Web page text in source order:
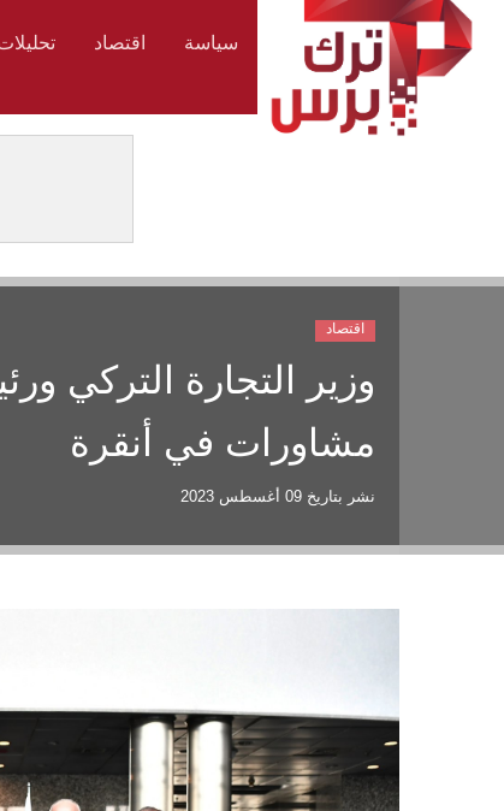
سياسة اقتصاد
وزير التجارة التركي
مشاورات في أنقرة
نشر بتاريخ 09 أغسطس 2023
اقتصاد